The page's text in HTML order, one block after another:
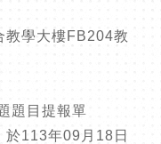
學大樓FB204教
題目提報單
113年09月18日